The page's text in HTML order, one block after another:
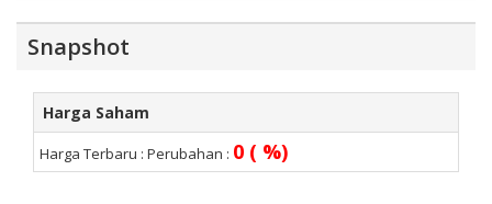
Snapshot
Harga Saham
Harga Terbaru : Perubahan : 0 ( %)